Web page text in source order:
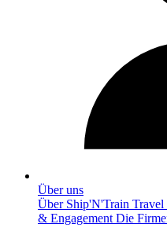
Über uns
Über Ship'N'Train Travel
& Engagement Die